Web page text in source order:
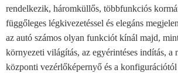
rendelkezik, háromküllős, többfunkciós
függőleges légkivezetéssel és elegáns
az autó számos olyan funkciót kínál majd,
környezeti világítás, az egyérintéses indítás, a
központi vezérlőképernyő és a